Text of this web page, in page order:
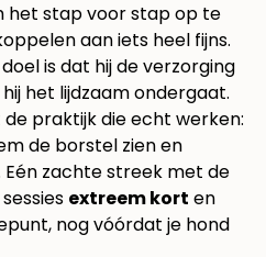
het stap voor stap op te
aan iets heel fijns.
is dat hij de verzorging
het lijdzaam ondergaat.
de praktijk die echt werken:
de borstel zien en
zachte streek met de
extreem kort en
nog vóórdat je hond